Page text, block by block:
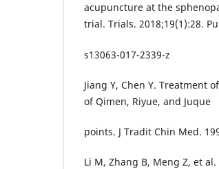
acupuncture at the
trial. Trials. 2018;19(1):28.
s13063-017-2339-z
Jiang Y, Chen Y. Treatment
of Qimen, Riyue, and Juque
points. J Tradit Chin Med.
Li M, Zhang B, Meng Z, et